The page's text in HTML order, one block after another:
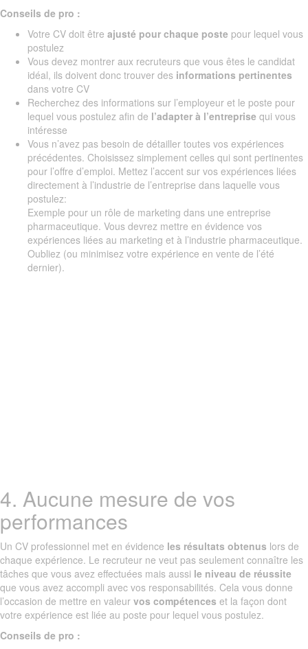
Conseils de pro :
Votre CV doit être ajusté pour chaque poste pour lequel vous
postulez
Vous devez montrer aux recruteurs que vous êtes le candidat
idéal, ils doivent donc trouver des informations pertinentes
dans votre CV
Recherchez des informations sur l’employeur et le poste pour
lequel vous postulez afin de l’adapter à l’entreprise qui vous
intéresse
Vous n’avez pas besoin de détailler toutes vos expériences
précédentes. Choisissez simplement celles qui sont pertinentes
pour l’offre d’emploi. Mettez l’accent sur vos expériences liées
directement à l’industrie de l’entreprise dans laquelle vous
postulez:
Exemple pour un rôle de marketing dans une entreprise
pharmaceutique. Vous devrez mettre en évidence vos
expériences liées au marketing et à l’industrie pharmaceutique.
Oubliez (ou minimisez votre expérience en vente de l’été
dernier).
4. Aucune mesure de vos
performances
Un CV professionnel met en évidence les résultats obtenus lors de
chaque expérience. Le recruteur ne veut pas seulement connaître les
tâches que vous avez effectuées mais aussi le niveau de réussite
que vous avez accompli avec vos responsabilités. Cela vous donne
l’occasion de mettre en valeur vos compétences et la façon dont
votre expérience est liée au poste pour lequel vous postulez.
Conseils de pro :